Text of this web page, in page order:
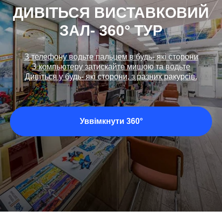
ДИВІТЬСЯ ВИСТАВКОВИЙ
ЗАЛ- 360° ТУР
З телефону водьте пальцем в будь- які сторони
З компьютеру затискайте мишою та водьте
Дивіться у будь- які сторони, з разних ракурсів.
Уввімкнути 360°